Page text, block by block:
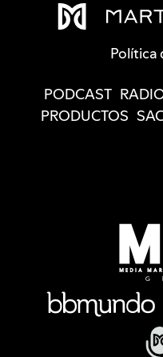
Política
PODCAST
PRODUCTOS